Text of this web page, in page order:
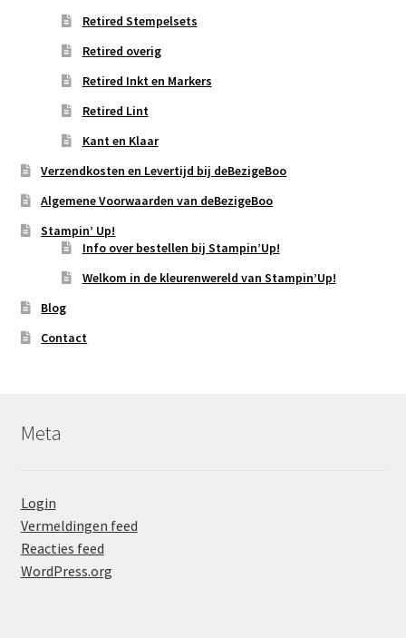
Retired Stempelsets
Retired overig
Retired Inkt en Markers
Retired Lint
Kant en Klaar
Verzendkosten en Levertijd bij deBezigeBoo
Algemene Voorwaarden van deBezigeBoo
Stampin’ Up!
Info over bestellen bij Stampin’Up!
Welkom in de kleurenwereld van Stampin’Up!
Blog
Contact
Meta
Login
Vermeldingen feed
Reacties feed
WordPress.org